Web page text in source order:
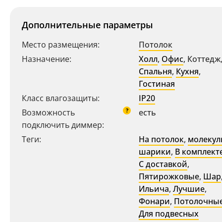
Ваш регион:
+7 (800) 775-63-32 - бесплатно по России
- бесплатная доставка
Дополнительные параметры
Место размещения:
Потолок
Назначение:
Холл, Офис, Коттедж,
Спальня, Кухня,
Гостиная
Класс влагозащиты:
IP20
Возможность
подключить диммер:
? есть
Теги: На потолок,
шарики, В
С доставкой,
Пятирожковые, Шар,
Ильича, Лучшие,
Фонари,
Для подвесных